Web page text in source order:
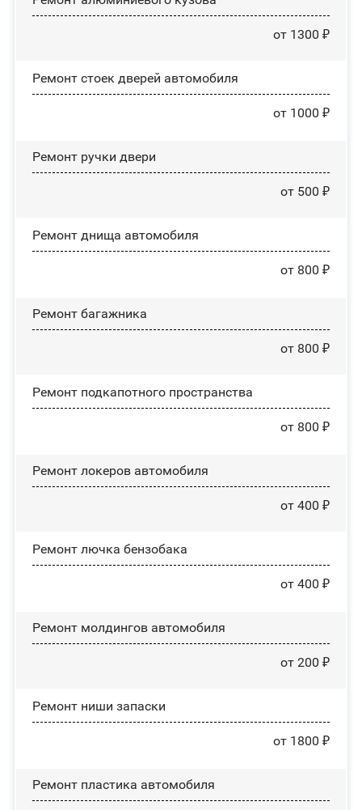
от 1300 ₽
Ремонт стоек дверей автомобиля
от 1000 ₽
Ремонт ручки двери
от 500 ₽
Ремонт днища автомобиля
от 800 ₽
Ремонт багажника
от 800 ₽
Ремонт подкапотного пространства
от 800 ₽
Ремонт лoĸepoв автомобиля
от 400 ₽
Ремонт лючка бензобака
от 400 ₽
Ремонт молдингов автомобиля
от 200 ₽
Ремонт ниши запаски
от 1800 ₽
Ремонт пластика автомобиля